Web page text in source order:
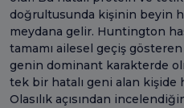
doğrultusunda kişinin beyin
meydana gelir. Huntington
tamamı ailesel geçiş gösteren
genin dominant karakterde
tek bir hatalı geni alan kişide
Olasılık açısından